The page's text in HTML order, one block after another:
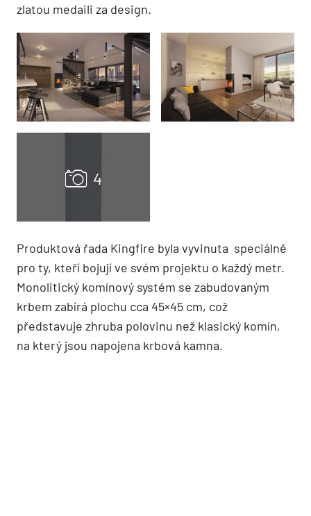
zlatou medaili za design.
Produktová řada Kingfire byla vyvinuta speciálně
pro ty, kteří bojují ve svém projektu o každý metr.
Monolitický komínový systém se zabudovaným
krbem zabírá plochu cca 45×45 cm, což
představuje zhruba polovinu než klasický komín,
na který jsou napojena krbová kamna.